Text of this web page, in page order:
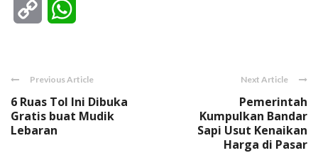
Copy
Previous Article
6 Ruas Tol Ini Dibuka
Gratis buat Mudik
Lebaran
Next Article
Pemerintah
Kumpulkan Bandar
Sapi Usut Kenaikan
Harga di Pasar